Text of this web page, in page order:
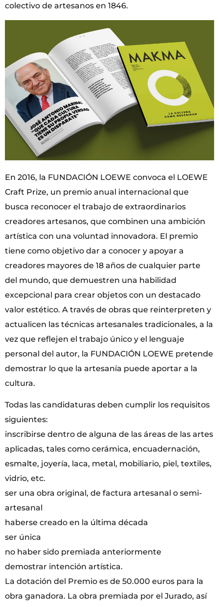
colectivo de artesanos en 1846.
En 2016, la FUNDACIÓN LOEWE convoca el LOEWE
Craft Prize, un premio anual internacional que
busca reconocer el trabajo de extraordinarios
creadores artesanos, que combinen una ambición
artística con una voluntad innovadora. El premio
tiene como objetivo dar a conocer y apoyar a
creadores mayores de 18 años de cualquier parte
del mundo, que demuestren una habilidad
excepcional para crear objetos con un destacado
valor estético. A través de obras que reinterpreten y
actualicen las técnicas artesanales tradicionales, a la
vez que reflejen el trabajo único y el lenguaje
personal del autor, la FUNDACIÓN LOEWE pretende
demostrar lo que la artesanía puede aportar a la
cultura.
Todas las candidaturas deben cumplir los requisitos
siguientes:
inscribirse dentro de alguna de las áreas de las artes
aplicadas, tales como cerámica, encuadernación,
esmalte, joyería, laca, metal, mobiliario, piel, textiles,
vidrio, etc.
ser una obra original, de factura artesanal o semi-
artesanal
haberse creado en la última década
ser única
no haber sido premiada anteriormente
demostrar intención artística.
La dotación del Premio es de 50.000 euros para la
obra ganadora. La obra premiada por el Jurado, así